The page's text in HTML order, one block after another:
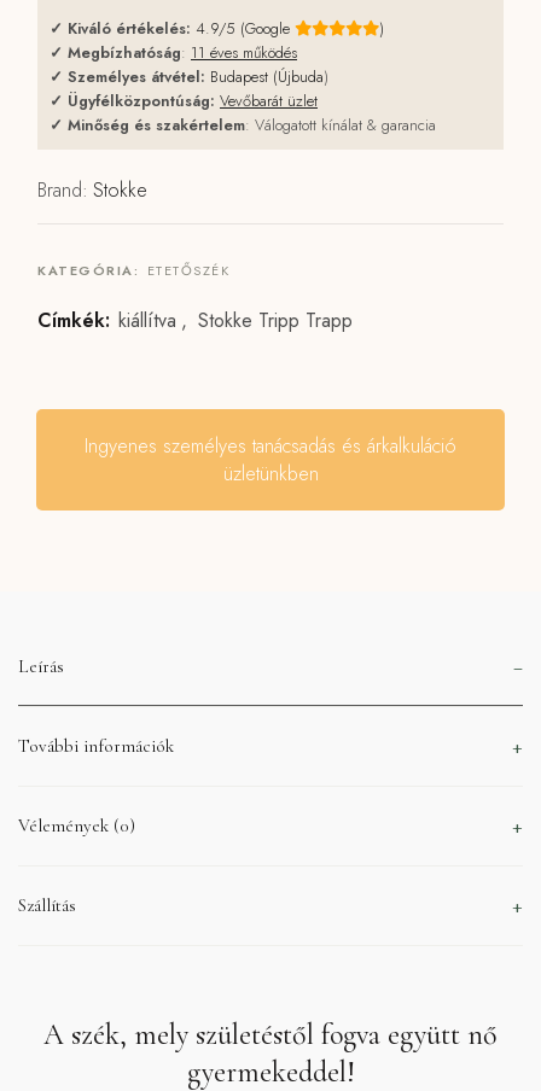
✓ Kiváló értékelés: 4.9/5 (Google
)
✓ Megbízhatóság: 11 éves működés
✓ Személyes átvétel: Budapest (Újbuda)
✓ Ügyfélközpontúság: Vevőbarát üzlet
✓ Minőség és szakértelem: Válogatott kínálat & garancia
Brand: Stokke
KATEGÓRIA: ETETŐSZÉK
Címkék: kiállítva , Stokke Tripp Trapp
Ingyenes személyes tanácsadás és árkalkuláció
üzletünkben
Leírás
További információk
Vélemények (0)
Szállítás
A szék, mely születéstől fogva együtt nő
gyermekeddel!